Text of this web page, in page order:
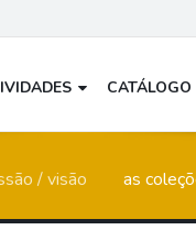
CATÁLOGO
/ visão as